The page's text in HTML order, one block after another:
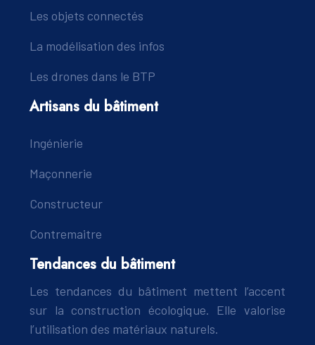
Les objets connectés
La modélisation des infos
Les drones dans le BTP
Artisans du bâtiment
Ingénierie
Maçonnerie
Constructeur
Contremaitre
Tendances du bâtiment
Les tendances du bâtiment mettent l’accent
sur la construction écologique. Elle valorise
l’utilisation des matériaux naturels.